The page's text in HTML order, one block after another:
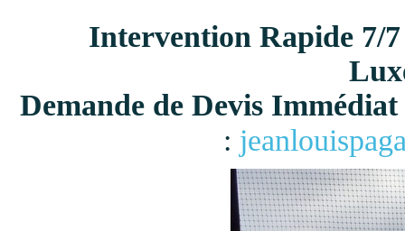
Intervention Rapide 7/
Demande de Devis
: